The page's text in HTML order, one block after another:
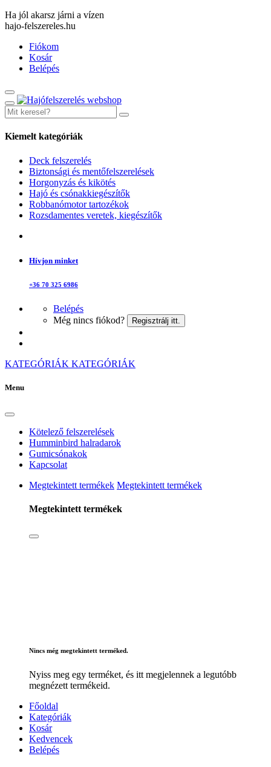
Ha jól akarsz járni a vízen
hajo-felszereles.hu
Fiókom
Kosár
Belépés
Kiemelt kategóriák
Deck felszerelés
Biztonsági és mentőfelszerelések
Horgonyzás és kikötés
Hajó és csónakkiegészítők
Robbanómotor tartozékok
Rozsdamentes veretek, kiegészítők
Hívjon minket
+36 70 325 6986
Belépés
Még nincs fiókod?
Regisztrálj itt.
KATEGÓRIÁK KATEGÓRIÁK
Menu
Kötelező felszerelések
Humminbird halradarok
Gumicsónakok
Kapcsolat
Megtekintett termékek Megtekintett termékek
Megtekintett termékek
Nincs még megtekintett terméked.
Nyiss meg egy terméket, és itt megjelennek a legutóbb
megnézett termékeid.
Főoldal
Kategóriák
Kosár
Kedvencek
Belépés